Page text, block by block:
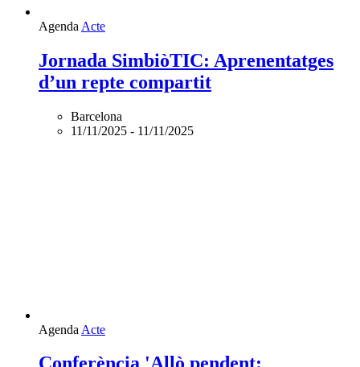
Agenda Acte
Jornada SimbiòTIC: Aprenentatges
d’un repte compartit
Barcelona
11/11/2025 - 11/11/2025
Agenda Acte